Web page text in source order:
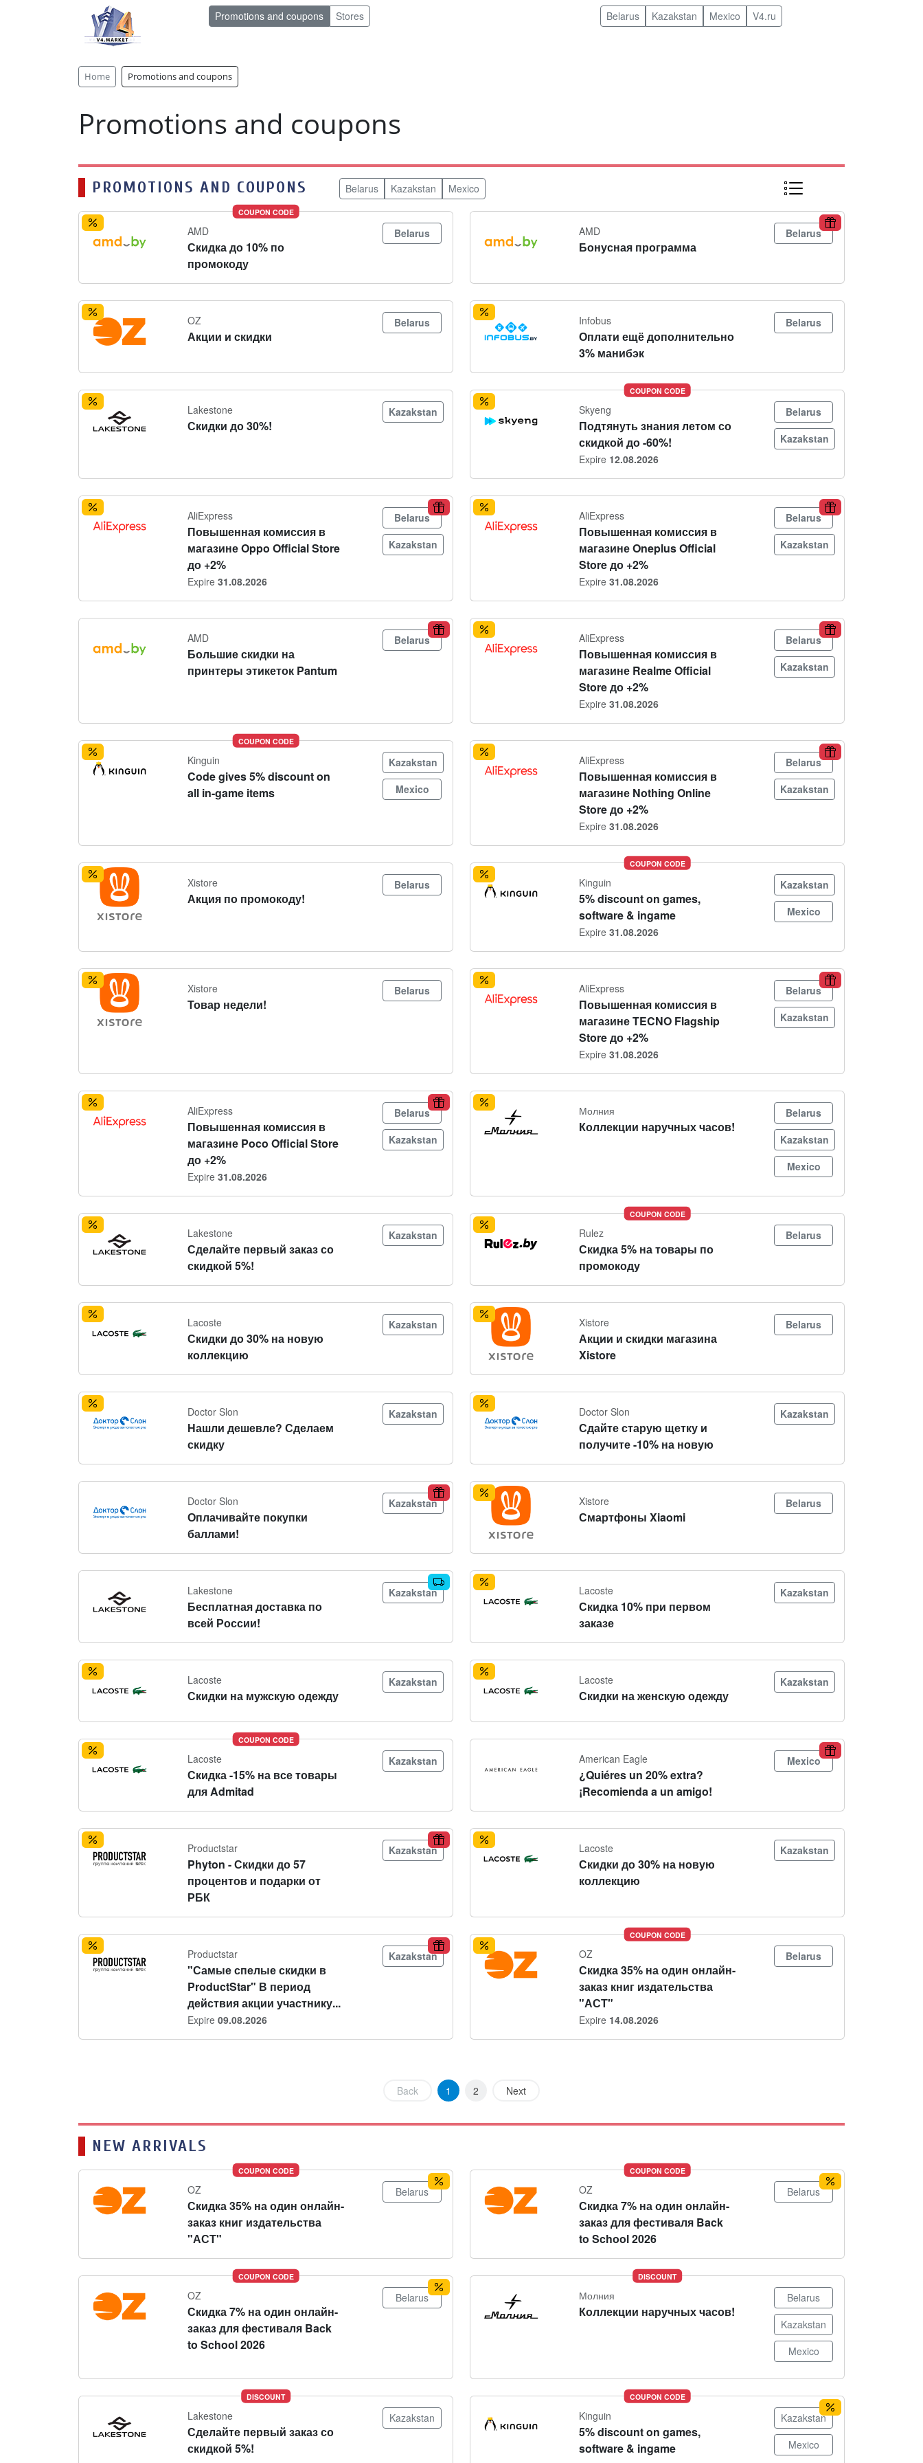
Promotions and coupons Stores Belarus Kazakstan Mexico V4.ru
Home Promotions and coupons
Promotions and coupons
PROMOTIONS AND COUPONS Belarus Kazakstan Mexico
COUPON CODE
AMD
Скидка до 10% по
промокоду
Belarus AMD
Бонусная программа
Belarus
OZ
Акции и скидки
Belarus Infobus
Оплати ещё дополнительно
3% манибэк
Belarus
Lakestone
Скидки до 30%!
Kazakstan
COUPON CODE
Skyeng
Подтянуть знания летом со
скидкой до -60%!
Expire 12.08.2026
Belarus
Kazakstan
AliExpress
Повышенная комиссия в
магазине Oppo Official Store
до +2%
Expire 31.08.2026
Belarus
Kazakstan
AliExpress
Повышенная комиссия в
магазине Oneplus Official
Store до +2%
Expire 31.08.2026
Belarus
Kazakstan
AMD
Большие скидки на
принтеры этикеток Pantum
Belarus AliExpress
Повышенная комиссия в
магазине Realme Official
Store до +2%
Expire 31.08.2026
Belarus
Kazakstan
COUPON CODE
Kinguin
Code gives 5% discount on
all in-game items
Kazakstan
Mexico
AliExpress
Повышенная комиссия в
магазине Nothing Online
Store до +2%
Expire 31.08.2026
Belarus
Kazakstan
Xistore
Акция по промокоду!
Belarus
COUPON CODE
Kinguin
5% discount on games,
software & ingame
Expire 31.08.2026
Kazakstan
Mexico
Xistore
Товар недели!
Belarus AliExpress
Повышенная комиссия в
магазине TECNO Flagship
Store до +2%
Expire 31.08.2026
Belarus
Kazakstan
AliExpress
Повышенная комиссия в
магазине Poco Official Store
до +2%
Expire 31.08.2026
Belarus
Kazakstan
Молния
Коллекции наручных часов!
Belarus
Kazakstan
Mexico
Lakestone
Сделайте первый заказ со
скидкой 5%!
Kazakstan
COUPON CODE
Rulez
Скидка 5% на товары по
промокоду
Belarus
Lacoste
Скидки до 30% на новую
коллекцию
Kazakstan Xistore
Акции и скидки магазина
Xistore
Belarus
Doctor Slon
Нашли дешевле? Сделаем
скидку
Kazakstan Doctor Slon
Сдайте старую щетку и
получите -10% на новую
Kazakstan
Doctor Slon
Оплачивайте покупки
баллами!
Kazakstan Xistore
Смартфоны Xiaomi
Belarus
Lakestone
Бесплатная доставка по
всей России!
Kazakstan Lacoste
Скидка 10% при первом
заказе
Kazakstan
Lacoste
Скидки на мужскую одежду
Kazakstan Lacoste
Скидки на женскую одежду
Kazakstan
COUPON CODE
Lacoste
Скидка -15% на все товары
для Admitad
Kazakstan American Eagle
¿Quiéres un 20% extra?
¡Recomienda a un amigo!
Mexico
Productstar
Phyton - Скидки до 57
процентов и подарки от
РБК
Kazakstan Lacoste
Скидки до 30% на новую
коллекцию
Kazakstan
Productstar
"Самые спелые скидки в
ProductStar" В период
действия акции участнику...
Expire 09.08.2026
Kazakstan
COUPON CODE
OZ
Скидка 35% на один онлайн-
заказ книг издательства
"АСТ"
Expire 14.08.2026
Belarus
Back 1 2 Next
NEW ARRIVALS
COUPON CODE
OZ
Скидка 35% на один онлайн-
заказ книг издательства
"АСТ"
Belarus
COUPON CODE
OZ
Скидка 7% на один онлайн-
заказ для фестиваля Back
to School 2026
Belarus
COUPON CODE
OZ
Скидка 7% на один онлайн-
заказ для фестиваля Back
to School 2026
Belarus
DISCOUNT
Молния
Коллекции наручных часов!
Belarus
Kazakstan
Mexico
DISCOUNT
Lakestone
Сделайте первый заказ со
скидкой 5%!
Kazakstan
COUPON CODE
Kinguin
5% discount on games,
software & ingame
Kazakstan
Mexico